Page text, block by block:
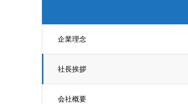
企業理念
社長挨拶
会社概要